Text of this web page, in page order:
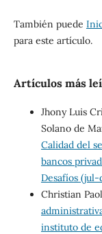
También puede
para este artículo.
Artículos más
Jhony Luis
Solano de
Calidad del
bancos
Desafíos (jul-
Christian
instituto de